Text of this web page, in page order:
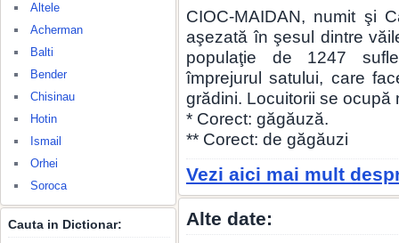
Altele
Acherman
Balti
Bender
Chisinau
Hotin
Ismail
Orhei
Soroca
Cauta in Dictionar:
CIOC-MAIDAN, numit şi
aşezată în şesul dintre
populaţie de 1247
împrejurul satului, care
grădini. Locuitorii se ocupă
* Corect: găgăuză.
** Corect: de găgăuzi
Vezi aici mai mult
Alte date: